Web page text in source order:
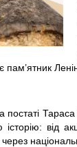
від
через